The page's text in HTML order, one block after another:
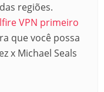
regiões.
VPN primeiro
que você possa
x Michael Seals